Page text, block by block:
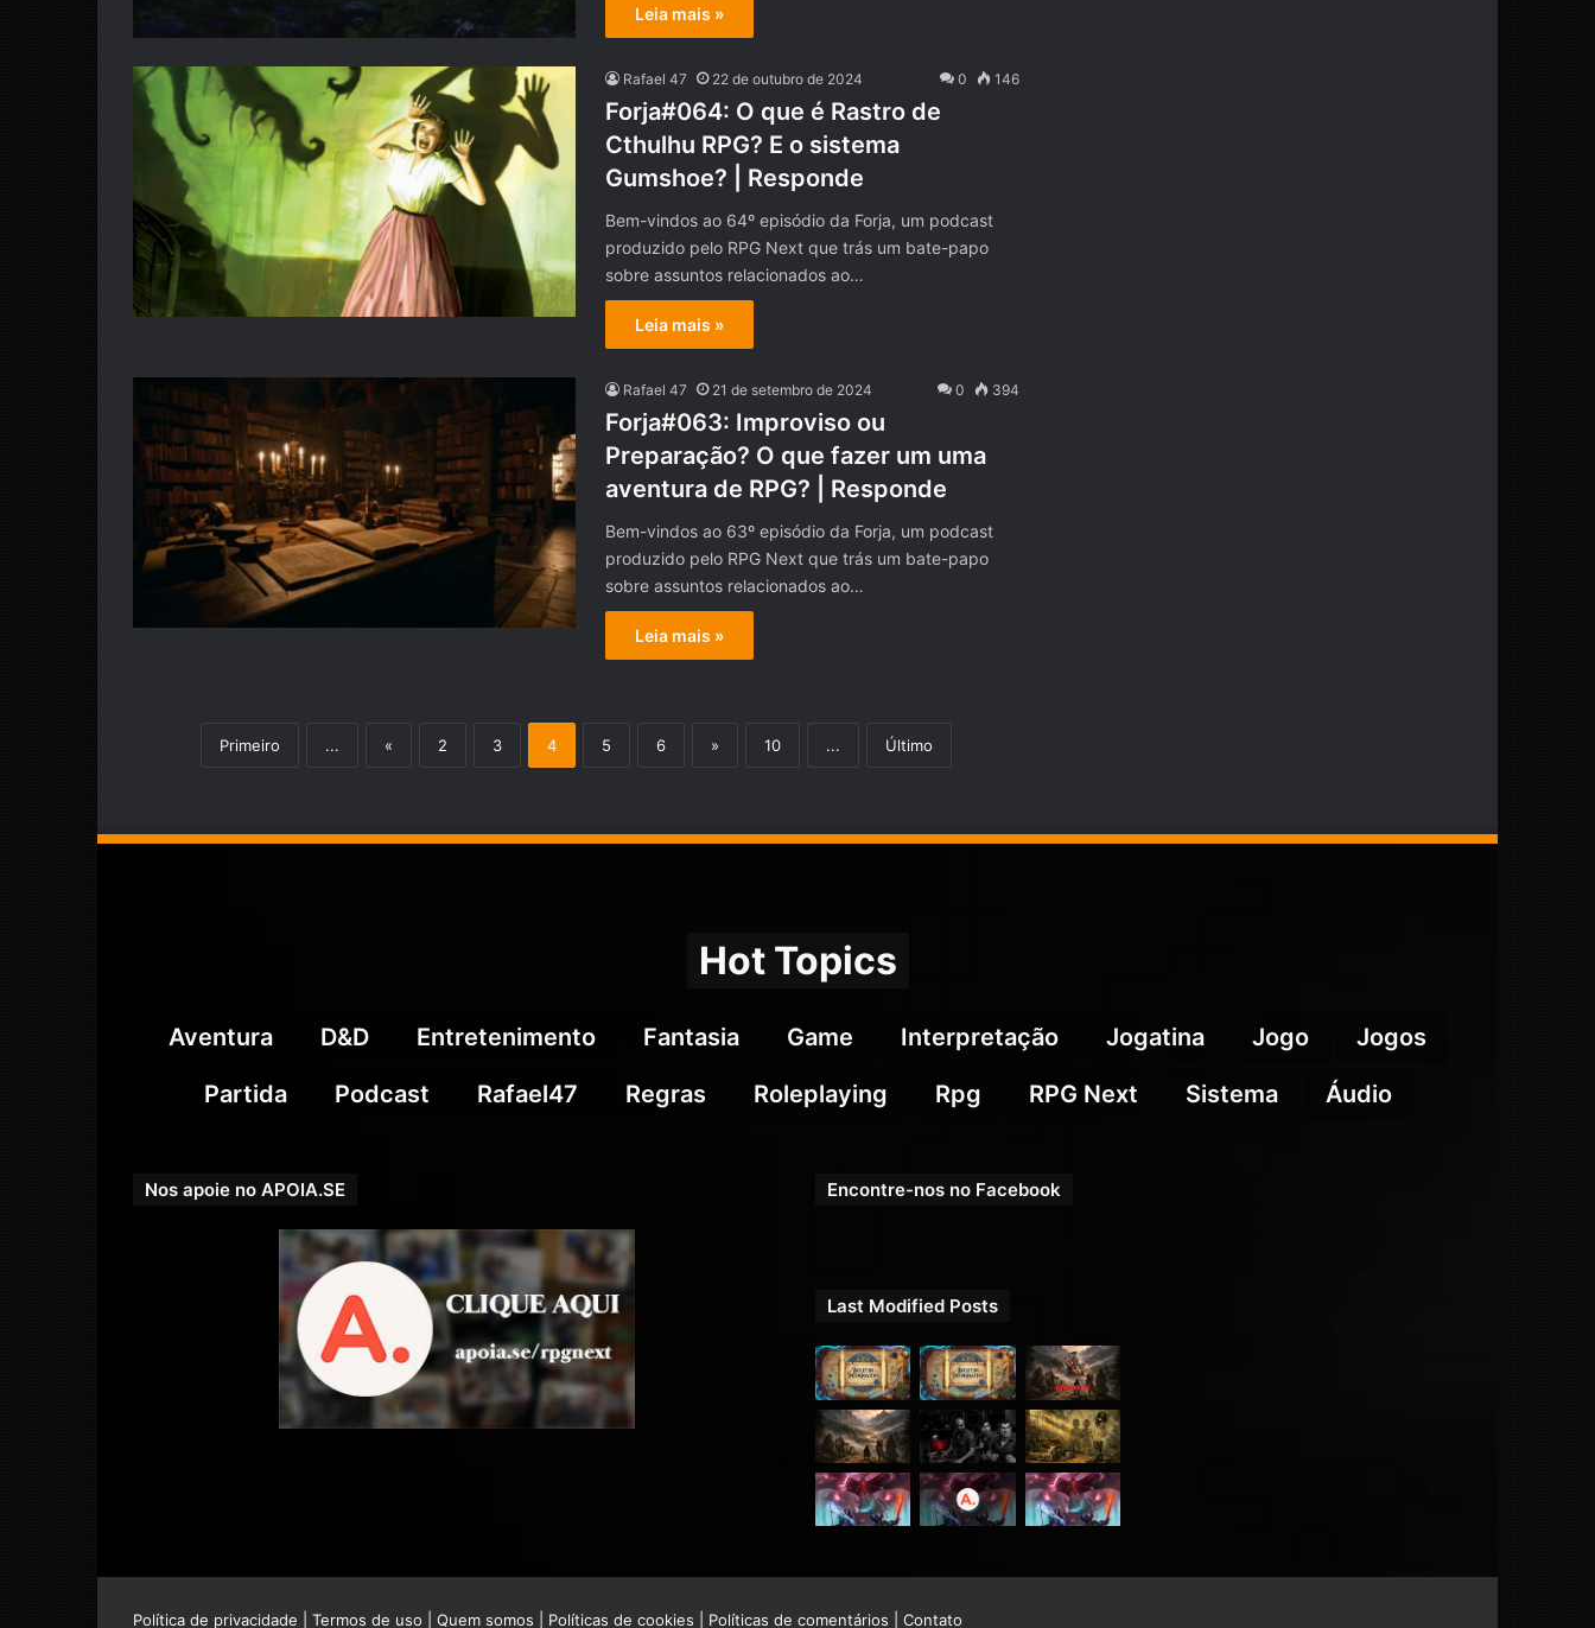
Leia mais »
Rafael 47 22 de outubro de 2024 0 146
Forja#064: O que é Rastro de
Cthulhu RPG? E o sistema
Gumshoe? | Responde
Bem-vindos ao 64º episódio da Forja, um podcast
produzido pelo RPG Next que trás um bate-papo
sobre assuntos relacionados ao…
Leia mais »
Rafael 47 21 de setembro de 2024 0 394
Forja#063: Improviso ou
Preparação? O que fazer um uma
aventura de RPG? | Responde
Bem-vindos ao 63º episódio da Forja, um podcast
produzido pelo RPG Next que trás um bate-papo
sobre assuntos relacionados ao…
Leia mais »
Primeiro ... « 2 3 4 5 6 » 10 ... Último
Hot Topics
Aventura D&D Entretenimento Fantasia Game Interpretação Jogatina Jogo
Jogos
Partida
Podcast Rafael47 Regras Roleplaying Rpg RPG Next Sistema Áudio
Nos apoie no APOIA.SE Encontre-nos no Facebook
Last Modified Posts
Política de privacidade Termos de uso Quem somos Políticas de cookies Políticas de comentários Contato